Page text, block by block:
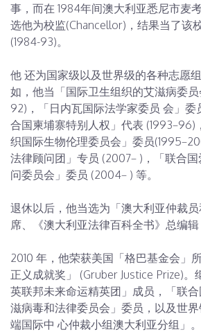
事，而在 1984年间澳大利亚悉尼市麦
选他为校监(Chancellor)，结果当了该
(1984-93)。
他 还为国家级以及世界级的各种志愿
如，他当「国际卫生组织的艾滋病委员
92)，「日内瓦国际法学家委员 会」委
合国柬埔寨特别人权」代表 (1993–96)
织国际生物伦理委员会」委员
法律顾问团」专员 (2007– )，「联合
问委员会」委员 (2004– ) 等。
退休以后，他当选为「澳大利亚仲裁
席、《澳大利亚法律百科全书》总编辑
2010 年，他荣获美国「格巴基金会」
正义成就奖」 (Gruber Justice Prize)。
英联邦未来命运精英团」成员，「联
滋病毒和法律委员会」委员，以及世
端国际中 心仲裁小组澳大利亚分组」。